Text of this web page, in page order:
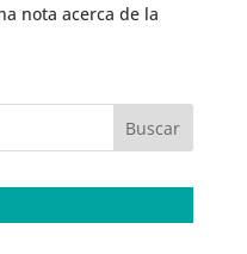
nota acerca de la